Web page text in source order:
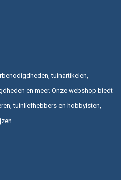
tuinartikelen,
en meer. Onze webshop biedt
tuinliefhebbers en hobbyisten,